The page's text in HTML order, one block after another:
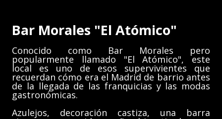
Bar Morales "El Atómico"
Conocido como Bar Morales pero
popularmente llamado "El Atómico", este
local es uno de esos supervivientes que
recuerdan cómo era el Madrid de barrio antes
de la llegada de las franquicias y las modas
gastronómicas.
Azulejos, decoración castiza, una barra